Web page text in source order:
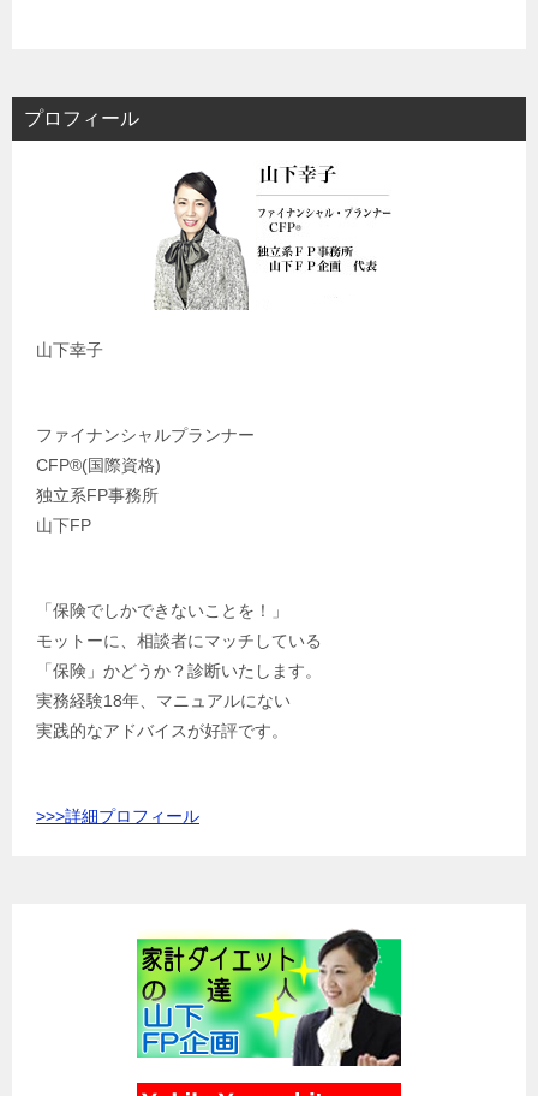
プロフィール
山下幸子
ファイナンシャルプランナー
CFP®️(国際資格)
独立系FP事務所
山下FP
「保険でしかできないことを！」
モットーに、相談者にマッチしている
「保険」かどうか？診断いたします。
実務経験18年、マニュアルにない
実践的なアドバイスが好評です。
>>>詳細プロフィール